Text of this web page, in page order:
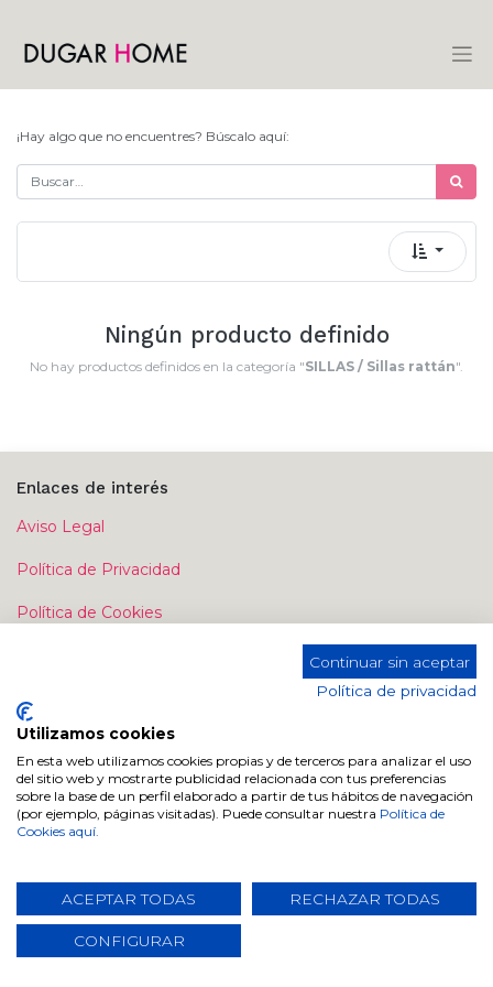
¡Hay algo que no encuentres? Búscalo aquí:
Ningún producto definido
No hay productos definidos en la categoría "SILLAS / Sillas rattán".
Enlaces de interés
Aviso Legal
Política de Privacidad
Política de Cookies
Contacte con nosotros
Contáctenos
info@dugarhome.com
+34 960 693 038
Continuar sin aceptar
Política de privacidad
Utilizamos cookies
En esta web utilizamos cookies propias y de terceros para analizar el uso
del sitio web y mostrarte publicidad relacionada con tus preferencias
sobre la base de un perfil elaborado a partir de tus hábitos de navegación
(por ejemplo, páginas visitadas). Puede consultar nuestra Política de
Cookies aquí.
ACEPTAR TODAS RECHAZAR TODAS
CONFIGURAR